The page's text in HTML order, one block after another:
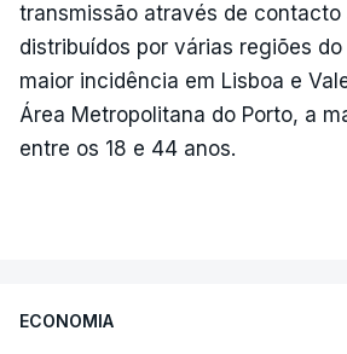
transmissão através de contacto
distribuídos por várias regiões
maior incidência em Lisboa e
Área Metropolitana do Porto, a
entre os 18 e 44 anos.
ECONOMIA